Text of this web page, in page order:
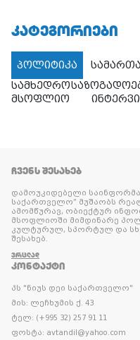
ᲙᲐᲢᲔᲒᲝᲠᲘᲔᲑᲘ
პოლიტიკა
სამხედრო
მსოფლიო
ᲩᲕᲔᲜᲡ ᲨᲔᲡᲐᲮᲔᲑ
დამოუკიდებელი
საქართველო” მუშაობს
ამომწურავ, ობიექტურ
მსოფლიოში მიმდინარე
კულტურულ, სპორტულ და
შესახებ.
ᲕᲠᲪᲚᲐᲓ
ᲙᲝᲜᲢᲐᲥᲢᲘ
პს "ნიუს დეი საქართველო"
მის: ლეჩხუმის ქ. 43
ტელ: (+995 32) 257 91 11
ფოსტა: avtandil@yahoo.com